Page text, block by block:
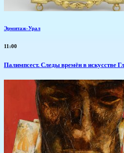
Эрмитаж-Урал
11:00
Палимпсест. Следы времён в искусстве